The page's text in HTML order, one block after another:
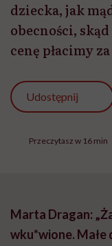
dziecka, jak
obecności,
cenę płacimy
Udostępnij
Przeczytasz w 16 min
Marta Dragan:
wku*wione. Małe